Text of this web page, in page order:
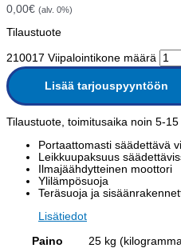
0,00€ (alv. 0%)
Tilaustuote
210017 Viipalointikone määrä
Lisää tarjouspyyntöön
Tilaustuote, toimitusaika noin 5-
Portaattomasti säädettävä
Leikkuupaksuus
Ilmajäähdytteinen moottori
Ylilämpösuoja
Teräsuoja ja
Lisätiedot
Paino
25 kg